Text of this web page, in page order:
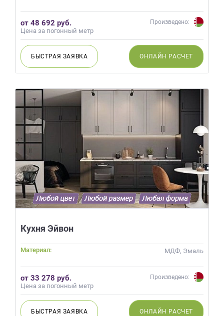
от 48 692 руб.
Цена за погонный метр
Произведено:
БЫСТРАЯ ЗАЯВКА ОНЛАЙН РАСЧЕТ
Кухня Эйвон
Материал: МДФ, Эмаль
от 33 278 руб.
Цена за погонный метр
Произведено:
БЫСТРАЯ ЗАЯВКА ОНЛАЙН РАСЧЕТ